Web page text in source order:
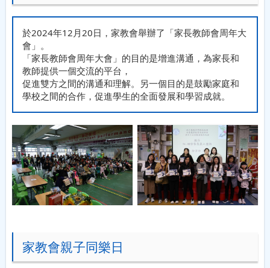
於2024年12月20日，家教會舉辦了「家長教師會周年大
會」。
「家長教師會周年大會」的目的是增進溝通，為家長和
教師提供一個交流的平台，
促進雙方之間的溝通和理解。另一個目的是鼓勵家庭和
學校之間的合作，促進學生的全面發展和學習成就。
家教會親子同樂日